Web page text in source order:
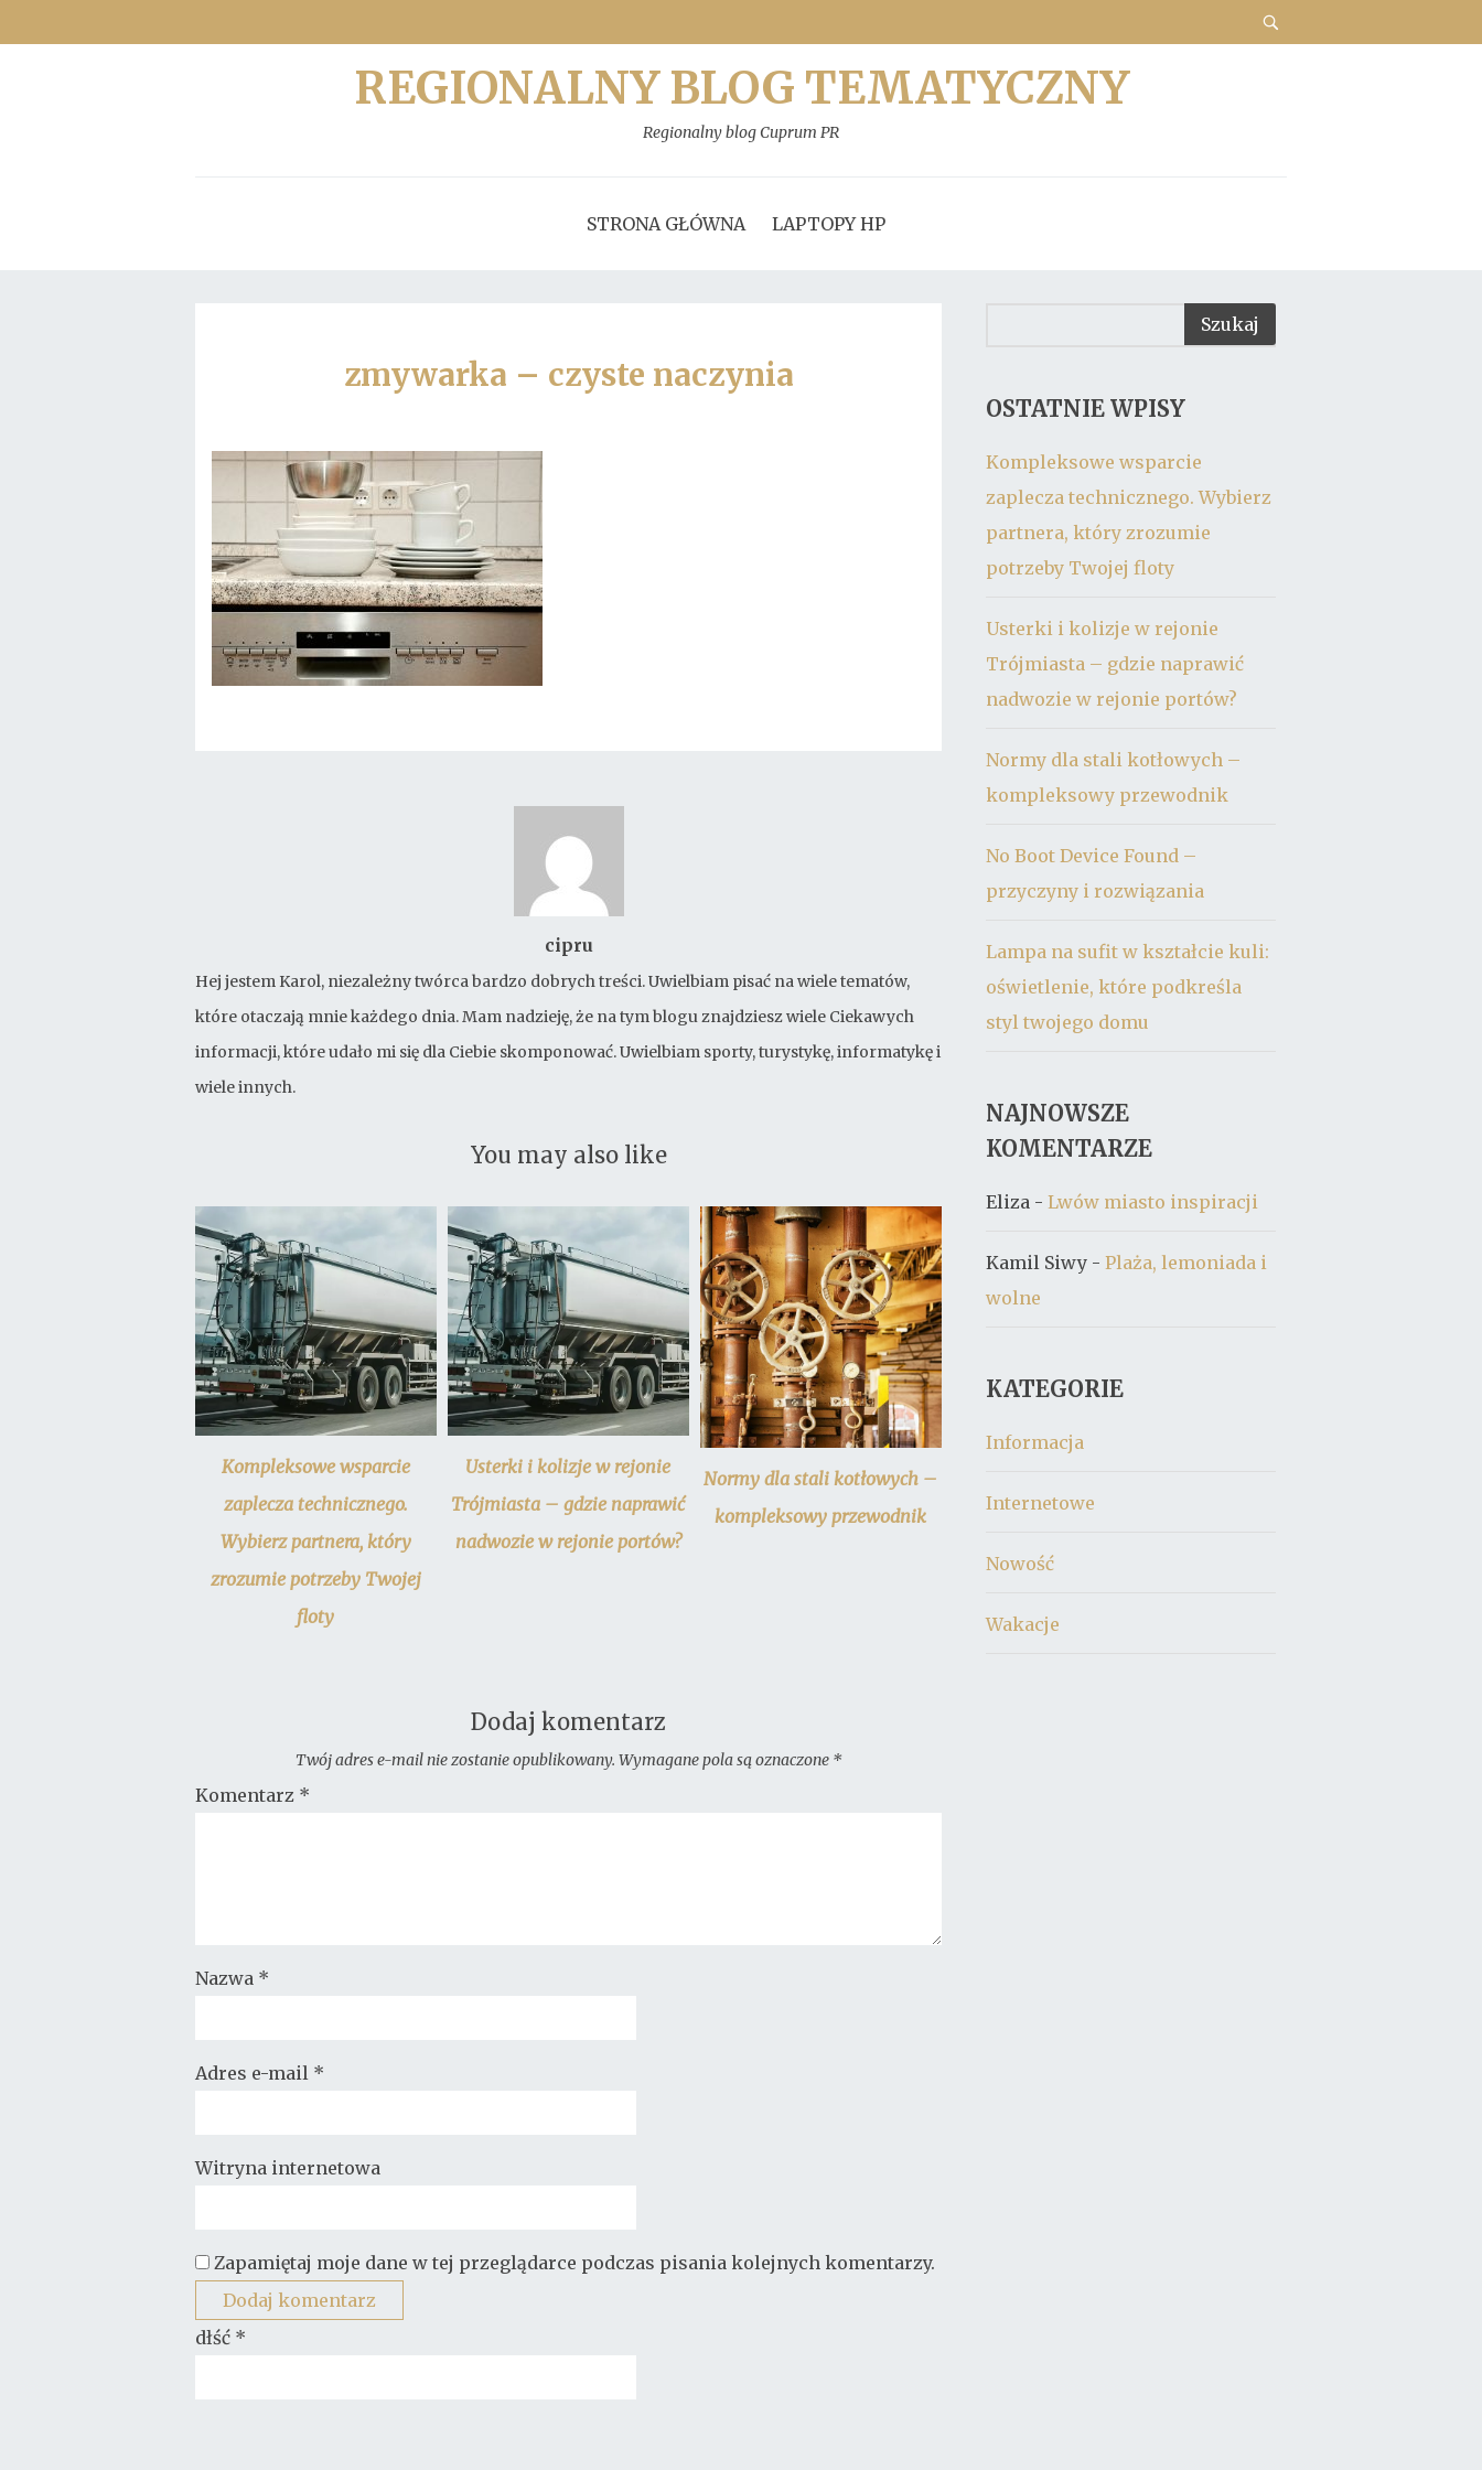
REGIONALNY BLOG TEMATYCZNY
Regionalny blog Cuprum PR
STRONA GŁÓWNA LAPTOPY HP
zmywarka – czyste naczynia
cipru
Hej jestem Karol, niezależny twórca bardzo dobrych treści. Uwielbiam pisać na wiele tematów,
które otaczają mnie każdego dnia. Mam nadzieję, że na tym blogu znajdziesz wiele Ciekawych
informacji, które udało mi się dla Ciebie skomponować. Uwielbiam sporty, turystykę, informatykę i
wiele innych.
You may also like
Kompleksowe wsparcie
zaplecza technicznego.
Wybierz partnera, który
zrozumie potrzeby Twojej
floty
Usterki i kolizje w rejonie
Trójmiasta – gdzie naprawić
nadwozie w rejonie portów?
Normy dla stali kotłowych –
kompleksowy przewodnik
Dodaj komentarz
Twój adres e-mail nie zostanie opublikowany. Wymagane pola są oznaczone *
Komentarz *
Nazwa *
Adres e-mail *
Witryna internetowa
Zapamiętaj moje dane w tej przeglądarce podczas pisania kolejnych komentarzy.
dłść *
OSTATNIE WPISY
Kompleksowe wsparcie
zaplecza technicznego. Wybierz
partnera, który zrozumie
potrzeby Twojej floty
Usterki i kolizje w rejonie
Trójmiasta – gdzie naprawić
nadwozie w rejonie portów?
Normy dla stali kotłowych –
kompleksowy przewodnik
No Boot Device Found –
przyczyny i rozwiązania
Lampa na sufit w kształcie kuli:
oświetlenie, które podkreśla
styl twojego domu
NAJNOWSZE
KOMENTARZE
Eliza -Lwów miasto inspiracji
Kamil Siwy -Plaża, lemoniada i
wolne
KATEGORIE
Informacja
Internetowe
Nowość
Wakacje